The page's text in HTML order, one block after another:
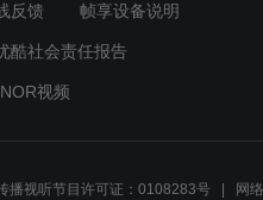
反馈 帧享设备说明
酷社会责任报告
视频
播视听节目许可证：0108283号 网